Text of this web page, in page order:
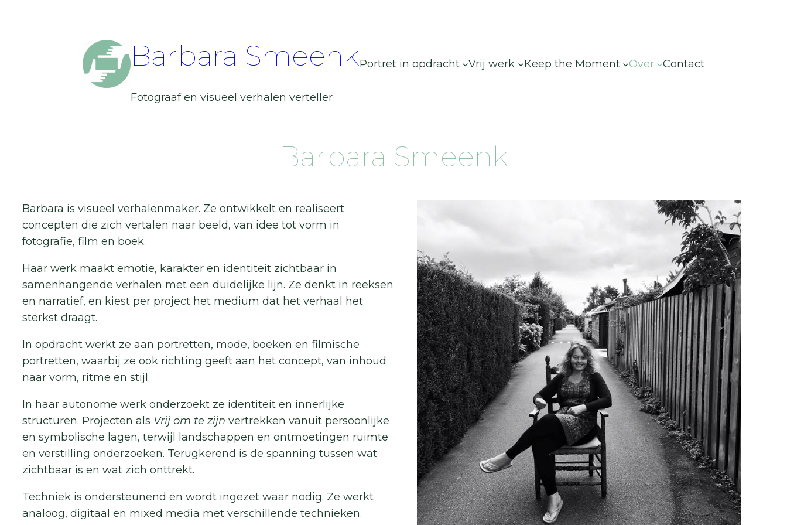
Barbara Smeenk
Fotograaf en visueel verhalen verteller
Portret in opdracht Vrij werk Keep the Moment Over Contact
Barbara Smeenk
Barbara is visueel verhalenmaker. Ze ontwikkelt en realiseert
concepten die zich vertalen naar beeld, van idee tot vorm in
fotografie, film en boek.
Haar werk maakt emotie, karakter en identiteit zichtbaar in
samenhangende verhalen met een duidelijke lijn. Ze denkt in reeksen
en narratief, en kiest per project het medium dat het verhaal het
sterkst draagt.
In opdracht werkt ze aan portretten, mode, boeken en filmische
portretten, waarbij ze ook richting geeft aan het concept, van inhoud
naar vorm, ritme en stijl.
In haar autonome werk onderzoekt ze identiteit en innerlijke
structuren. Projecten als Vrij om te zijn vertrekken vanuit persoonlijke
en symbolische lagen, terwijl landschappen en ontmoetingen ruimte
en verstilling onderzoeken. Terugkerend is de spanning tussen wat
zichtbaar is en wat zich onttrekt.
Techniek is ondersteunend en wordt ingezet waar nodig. Ze werkt
analoog, digitaal en mixed media met verschillende technieken.